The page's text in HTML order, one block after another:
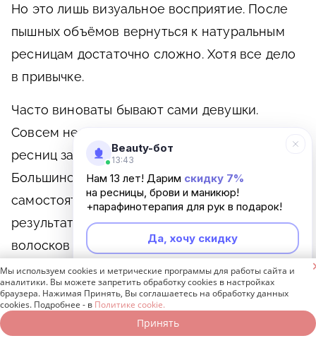
Но это лишь визуальное восприятие. После
пышных объёмов вернуться к натуральным
ресницам достаточно сложно. Хотя все дело
в привычке.
Часто виноваты бывают сами девушки.
Совсем немногие для снятия наращенных
ресниц записываются к мастеру.
Большинство избавляется от наращивания
самостоятельно, в домашних условиях. В
результате получается удаление своих
волосков вместе с искусственными.
Выпадение собственных ресниц может
спровоцировать вовсе не процедура
наращивания. Этот процесс способны
Beauty-бот
13:43
Нам 13 лет! Дарим скидку 7%
на ресницы, брови и маникюр!
+парафинотерапия для рук в подарок!
Да, хочу скидку
Неинтересно
Мы используем cookies и метрические программы для работы сайта и
аналитики. Вы можете запретить обработку cookies в настройках
браузера. Нажимая Принять, Вы соглашаетесь на обработку данных
cookies. Подробнее - в Политике cookie.
Принять